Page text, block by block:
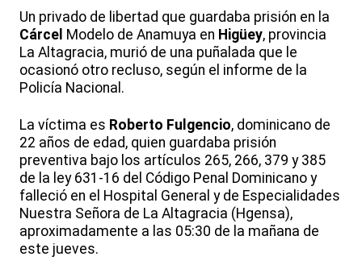
Un privado de libertad que guardaba prisión en la
Cárcel Modelo de Anamuya en Higüey, provincia
La Altagracia, murió de una puñalada que le
ocasionó otro recluso, según el informe de la
Policía Nacional.
La víctima es Roberto Fulgencio, dominicano de
22 años de edad, quien guardaba prisión
preventiva bajo los artículos 265, 266, 379 y 385
de la ley 631-16 del Código Penal Dominicano y
falleció en el Hospital General y de Especialidades
Nuestra Señora de La Altagracia (Hgensa),
aproximadamente a las 05:30 de la mañana de
este jueves.